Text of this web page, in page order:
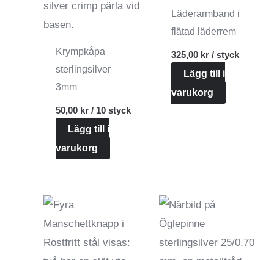
produktsidan
Krympkåpa
sterlingsilver
3mm
50,00 kr / 10 styck
Lägg till i
varukorg
Läderarmband i
flätad läderrem
325,00 kr/ styck
Lägg till i
varukorg